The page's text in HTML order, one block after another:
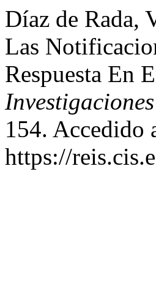
Díaz de Rada,
Las
Respuesta En
154. Accedido
https://